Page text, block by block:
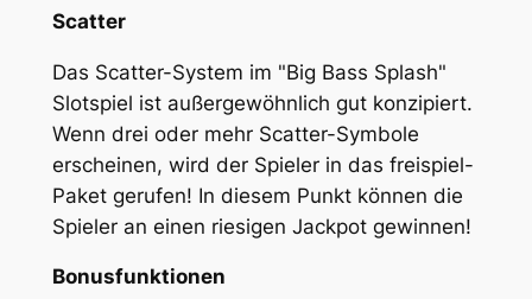
Scatter
Das Scatter-System im "Big Bass Splash"
Slotspiel ist außergewöhnlich gut konzipiert.
Wenn drei oder mehr Scatter-Symbole
erscheinen, wird der Spieler in das freispiel-
Paket gerufen! In diesem Punkt können die
Spieler an einen riesigen Jackpot gewinnen!
Bonusfunktionen